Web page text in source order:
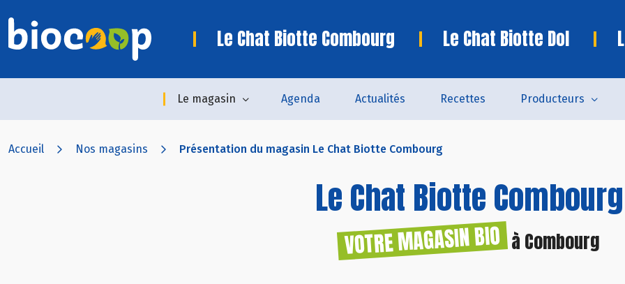
Le Chat Biotte Combourg Le Chat Biotte Dol
Le magasin Agenda Actualités Recettes Producteurs
Accueil Nos magasins Présentation du magasin Le Chat Biotte Combourg
Le Chat Biotte Combourg
VOTRE MAGASIN BIO à Combourg